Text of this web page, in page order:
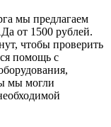
мы предлагаем
от 1500 рублей.
чтобы проверить
помощь с
мы могли